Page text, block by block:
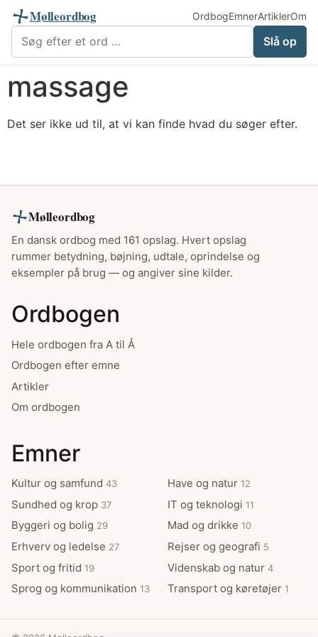
Mølleordbog OrdbogEmnerArtiklerOm
Søg i Mølleordbog
Slå op
massage
Det ser ikke ud til, at vi kan finde hvad du søger efter.
Mølleordbog
En dansk ordbog med 161 opslag. Hvert opslag
rummer betydning, bøjning, udtale, oprindelse og
eksempler på brug — og angiver sine kilder.
Ordbogen
Hele ordbogen fra A til Å
Ordbogen efter emne
Artikler
Om ordbogen
Emner
Kultur og samfund 43
Sundhed og krop 37
Byggeri og bolig 29
Erhverv og ledelse 27
Sport og fritid 19
Sprog og kommunikation 13
Have og natur 12
IT og teknologi 11
Mad og drikke 10
Rejser og geografi 5
Videnskab og natur 4
Transport og køretøjer 1